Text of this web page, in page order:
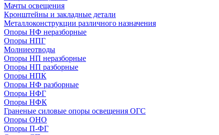
Мачты освещения
Кронштейны и закладные детали
Металлоконструкции различного назначения
Опоры НФ неразборные
Опоры НПГ
Молниеотводы
Опоры НП неразборные
Опоры НП разборные
Опоры НПК
Опоры НФ разборные
Опоры НФГ
Опоры НФК
Граненые силовые опоры освещения ОГС
Опоры ОНО
Опоры П-ФГ